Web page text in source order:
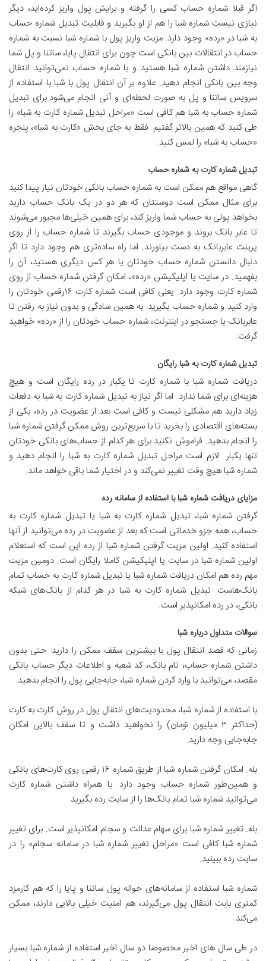
اگر قبلا شماره حساب کسی را گرفته و برایش پول واریز کرده‌اید، دیگر
نیازی نیست شماره شبا را هم از او بگیرید و قابلیت تبدیل شماره حساب
به شبا در «رده» وجود دارد. مزیت واریز پول با شماره شبا نسبت به شماره
حساب در انتقالات بین بانکی است چون برای انتقال پایا، ساتنا و پل شما
نیازمند داشتن شماره شبا هستید و با شماره حساب نمی‌توانید انتقال
وجه بین بانکی انجام دهید. علاوه بر آن انتقال پول با شبا با استفاده از
سرویس ساتنا و پل به صورت لحظه‌ای و آنی انجام می‌شود.برای تبدیل
شماره حساب به شبا هم کافی است «مراحل تبدیل شماره کارت به شبا» را
طی کنید که همین بالاتر گفتیم. فقط به جای بخش «کارت به شبا»، پنجره
«حساب به شبا» را لمس کنید.
تبدیل شماره کارت به شماره حساب
گاهی مواقع هم ممکن است به شماره حساب بانکی خودتان نیاز پیدا کنید
برای مثال ممکن است دوستتان که هر دو در یک بانک حساب دارید
بخواهد پولی به حساب شما واریز کند، برای همین خیلی‌ها مجبور می‌شوند
تا عابر بانک بروند و موجودی حساب بگیرند تا شماره حساب را از روی
پرینت عابربانک به دست بیاورند. اما راه ساده‌تری هم وجود دارد تا اگر
دنبال دانستن شماره حساب خودتان یا هر کس دیگری هستید، آن را
بفهمید. در سایت یا اپلیکیشن «رده»، امکان گرفتن شماره حساب از روی
شماره کارت وجود دارد. یعنی کافی است شماره کارت ۱۶رقمی خودتان را
وارد کنید و شماره حساب بگیرید. به همین سادگی و بدون نیاز به رفتن تا
عابربانک یا جستجو در اینترنت، شماره حساب خودتان را از «رده» خواهید
گرفت.
تبدیل شماره کارت به شبا رایگان
دریافت شماره شبا با شماره کارت تا یکبار در رده رایگان است و هیچ
هزینه‌ای برای شما ندارد. اما اگر نیاز به تبدیل شماره کارت به شبا به دفعات
زیاد دارید هم مشکلی نیست و کافی است بعد از عضویت در رده، یکی از
بسته‌های اقتصادی را بخرید تا با سریع‌ترین روش ممکن گرفتن شماره شبا
را انجام بدهید. فراموش نکنید برای هر کدام از حساب‌های بانکی خودتان
تنها یکبار لازم است مراحل تبدیل شماره کارت به شبا را انجام دهید و
شماره شبا هیچ وقت تغییر نمی‌کند و در اختیار شما باقی خواهد ماند.
مزایای دریافت شماره شبا با استفاده از سامانه رده
گرفتن شماره شبا، تبدیل شماره کارت به شبا یا تبدیل شماره کارت به
حساب، همه جزو خدماتی است که بعد از عضویت در رده می‌توانید از آنها
استفاده کنید. اولین مزیت گرفتن شماره شبا از رده این است که استعلام
اولین شماره شبا در سایت یا اپلیکیشن کاملا رایگان است. دومین مزیت
مهم رده هم امکان دریافت شماره شبا یا تبدیل شماره کارت به حساب تمام
بانک‌هاست. تبدیل شماره کارت به شبا در هر کدام از بانک‌های شبکه
بانکی، در رده امکانپذیر است.
سوالات متداول درباره شبا
زمانی که قصد انتقال پول با بیشترین سقف ممکن را دارید. حتی بدون
داشتن شماره حساب، نام بانک، کد شعبه و اطلاعات دیگر حساب بانکی
مقصد، می‌توانید با وارد کردن شماره شبا، جابه‌جایی پول را انجام بدهید.
با استفاده از شماره شبا، محدودیت‌های انتقال پول در روش کارت به کارت
(حداکثر ۳ میلیون تومان) را نخواهید داشت و تا سقف بالایی امکان
جابه‌جایی وجه دارید.
بله. امکان گرفتن شماره شبا از طریق شماره ۱۶ رقمی روی کارت‌های بانکی
و همین‌طور شماره حساب وجود دارد. با همراه داشتن شماره کارت
می‌توانید شماره شبا تمام بانک‌ها را از سایت رده بگیرید.
بله. تغییر شماره شبا برای سهام عدالت و سجام امکانپذیر است. برای تغییر
شماره شبا کافی است «مراحل تغییر شماره شبا در سامانه سجام» را در
سایت رده ببینید.
شماره شبا استفاده از سامانه‌های حواله پول ساتنا و پایا را که هم کارمزد
کمتری بابت انتقال پول می‌گیرند، هم امنیت خیلی بالایی دارند، ممکن
می‌کند.
در طی سال های اخیر مخصوصا دو سال اخیر استفاده از شماره شبا بسیار